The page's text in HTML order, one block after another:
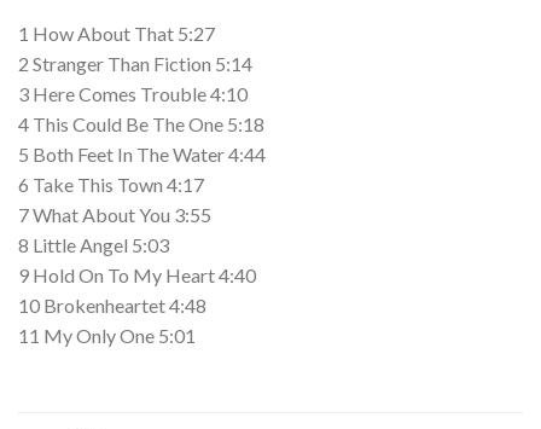
1 How About That 5:27
2 Stranger Than Fiction 5:14
3 Here Comes Trouble 4:10
4 This Could Be The One 5:18
5 Both Feet In The Water 4:44
6 Take This Town 4:17
7 What About You 3:55
8 Little Angel 5:03
9 Hold On To My Heart 4:40
10 Brokenheartet 4:48
11 My Only One 5:01